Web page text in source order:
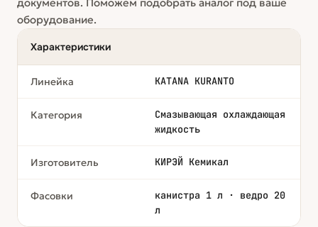
оборудование.
Характеристики
Линейка KATANA KURANTO
Категория
Смазывающая охлаждающая
жидкость
Изготовитель КИРЭЙ Кемикал
Фасовки
канистра 1 л · ведро 20
л